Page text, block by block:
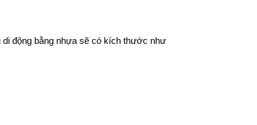
động bằng nhựa sẽ có kích thước như